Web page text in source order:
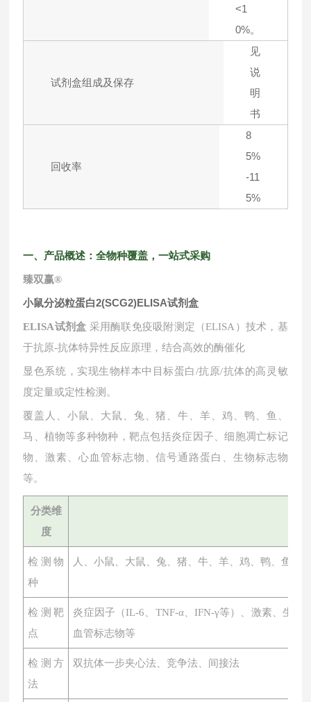
<1
0%。
试剂盒组成及保存
见
说
明
书
回收率
8
5%
-11
5%
一、产品概述：全物种覆盖，一站式采购
臻双赢®
小鼠分泌粒蛋白2(SCG2)ELISA试剂盒
ELISA试剂盒 采用酶联免疫吸附测定（ELISA）技术，基
于抗原-抗体特异性反应原理，结合高效的酶催化
显色系统，实现生物样本中目标蛋白/抗原/抗体的高灵敏
度定量或定性检测。
覆盖人、小鼠、大鼠、兔、猪、牛、羊、鸡、鸭、鱼、
马、植物等多种物种，靶点包括炎症因子、细胞凋亡标记
物、激素、心血管标志物、信号通路蛋白、生物标志物
等。
分类维
度
检测物
种
人、小鼠、大鼠、兔、猪、牛、羊、鸡、鸭、鱼、
检测靶
点
炎症因子（IL-6、TNF-α、IFN-γ等）、激素、生物
血管标志物等
检测方
法
双抗体一步夹心法、竞争法、间接法